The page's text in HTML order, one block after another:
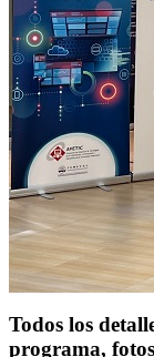
Todos los
programa,